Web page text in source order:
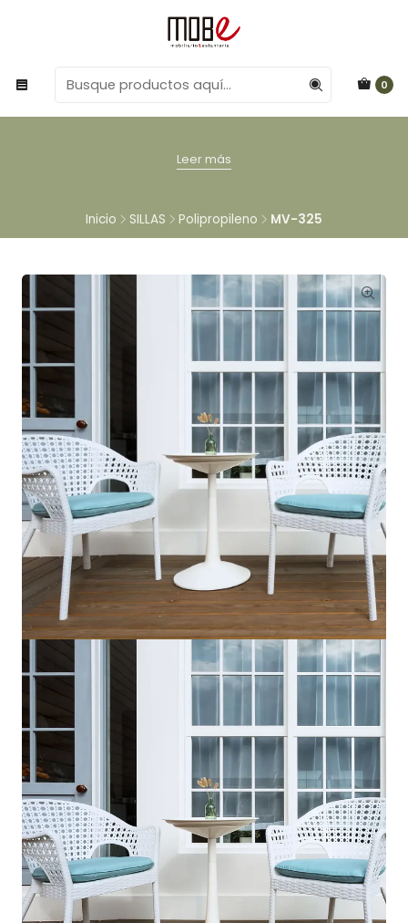
0
Leer más
Inicio SILLAS Polipropileno MV-325